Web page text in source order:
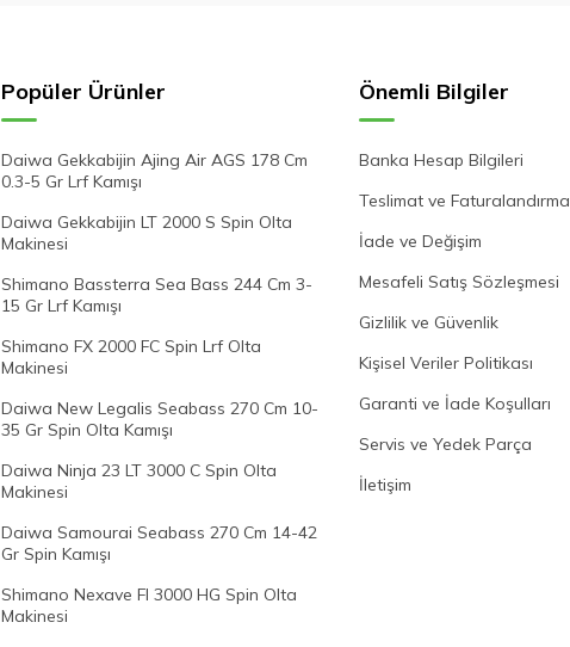
Popüler Ürünler
Daiwa Gekkabijin Ajing Air AGS 178 Cm
0.3-5 Gr Lrf Kamışı
Daiwa Gekkabijin LT 2000 S Spin Olta
Makinesi
Shimano Bassterra Sea Bass 244 Cm 3-
15 Gr Lrf Kamışı
Shimano FX 2000 FC Spin Lrf Olta
Makinesi
Daiwa New Legalis Seabass 270 Cm 10-
35 Gr Spin Olta Kamışı
Daiwa Ninja 23 LT 3000 C Spin Olta
Makinesi
Daiwa Samourai Seabass 270 Cm 14-42
Gr Spin Kamışı
Shimano Nexave FI 3000 HG Spin Olta
Makinesi
Önemli Bilgiler
Banka Hesap Bilgileri
Teslimat ve Faturalandırma
İade ve Değişim
Mesafeli Satış Sözleşmesi
Gizlilik ve Güvenlik
Kişisel Veriler Politikası
Garanti ve İade Koşulları
Servis ve Yedek Parça
İletişim